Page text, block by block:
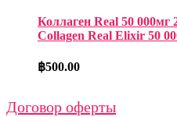
Коллаген Real 50 000мг
Collagen Real Elixir 50
฿500.00
Договор оферты